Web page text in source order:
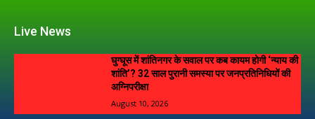
Live News
घुग्घूस में शांतिनगर के सवाल पर कब कायम होगी ‘न्याय की
शांति’? 32 साल पुरानी समस्या पर जनप्रतिनिधियों की
अग्निपरीक्षा
August 10, 2026